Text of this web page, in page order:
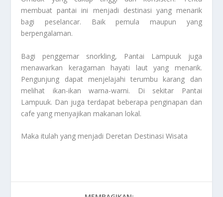
membuat pantai ini menjadi destinasi yang menarik
bagi peselancar. Baik pemula maupun yang
berpengalaman.
Bagi penggemar snorkling, Pantai Lampuuk juga
menawarkan keragaman hayati laut yang menarik.
Pengunjung dapat menjelajahi terumbu karang dan
melihat ikan-ikan warna-warni. Di sekitar Pantai
Lampuuk. Dan juga terdapat beberapa penginapan dan
cafe yang menyajikan makanan lokal.
Maka itulah yang menjadi Deretan Destinasi Wisata